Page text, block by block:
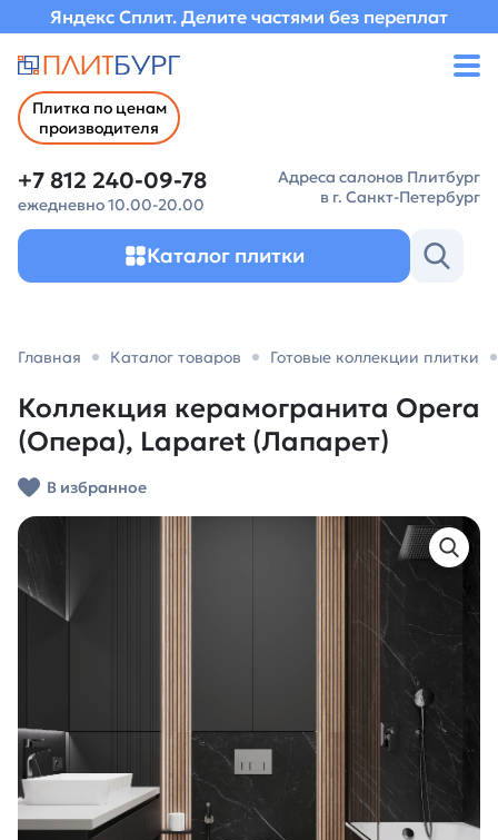
Яндекс Сплит. Делите частями без переплат
Плитка по ценам
производителя
+7 812 240-09-78
ежедневно 10.00-20.00
Адреса салонов Плитбург
в г. Санкт-Петербург
Каталог плитки
Главная Каталог товаров Готовые коллекции плитки
Коллекция керамогранита Opera
(Опера), Laparet (Лапарет)
В избранное